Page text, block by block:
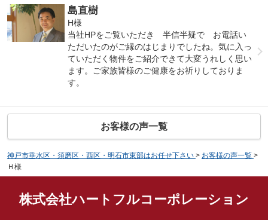
島直樹
H様
当社HPをご覧いただき 半信半疑で お電話い
ただいたのがご縁のはじまりでしたね。気に入っ
ていただく物件をご紹介できて大変うれしく思い
ます。ご家族皆様のご健康をお祈りしておりま
す。
お客様の声一覧
神戸市垂水区・須磨区・西区・明石市東部はお任せ下さい > お客様の声一覧 >
Ｈ様
株式会社ハートフルコーポレーション